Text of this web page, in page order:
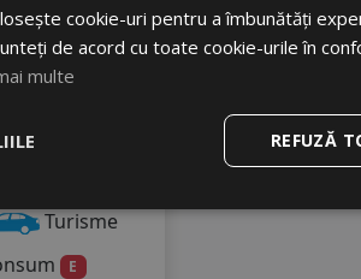
winter i
65 R13 80T
Turisme
E
cookie-uri pentru a îmbunătăți
de acord cu toate cookie-urile în
multe
REFUZĂ